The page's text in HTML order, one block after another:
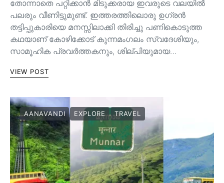
തോന്നാതെ പറ്റിക്കാൻ മിടുക്കരായ ഇവരുടെ വലയിൽ
പലരും വീണിട്ടുമുണ്ട്. ഇത്തരത്തിലൊരു ഉഗ്രൻ
തട്ടിപ്പുകാരിയെ മനസ്സിലാക്കി തിരിച്ചു പണികൊടുത്ത
കഥയാണ് കോഴിക്കോട് കുന്നമംഗലം സ്വദേശിയും,
സാമൂഹിക പ്രവർത്തകനും, ശില്പിയുമായ…
VIEW POST
AANAVANDI EXPLORE TRAVEL